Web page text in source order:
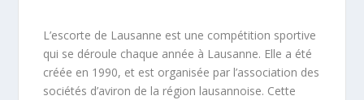
L’escorte de Lausanne est une compétition sportive
qui se déroule chaque année à Lausanne. Elle a été
créée en 1990, et est organisée par l’association des
sociétés d’aviron de la région lausannoise. Cette